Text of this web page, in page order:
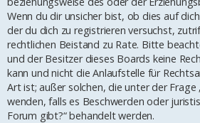
Wenn du dir unsicher bist, ob dies auf
der du dich zu registrieren versuchst,
rechtlichen Beistand zu Rate. Bitte
und der Besitzer dieses Boards keine
kann und nicht die Anlaufstelle für
Art ist; außer solchen, die unter der Frage
wenden, falls es Beschwerden oder
Forum gibt?“ behandelt werden.